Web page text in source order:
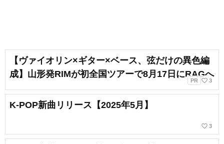
【ヴァイオリン×ギター×ベース、弦だけの異色編
成】山形発RIMが初全国ツアーで8月17日にRAGへ
PR favorite_border 3
K-POP新曲リリース【2025年5月】
favorite_border 3